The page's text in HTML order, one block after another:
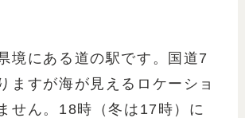
境にある道の駅です。国道7
ますが海が見えるロケーショ
せん。18時（冬は17時）に